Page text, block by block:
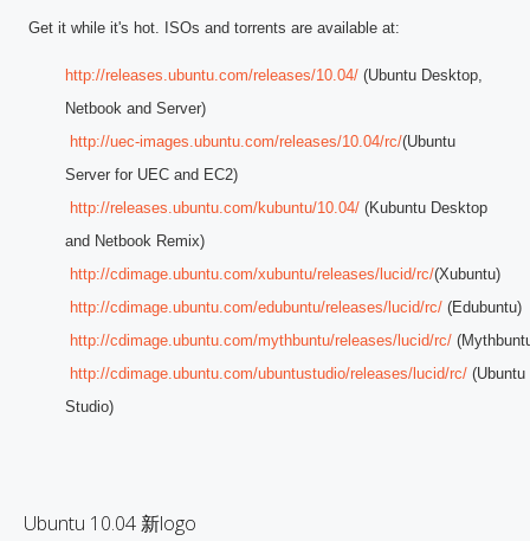
Get it while it's hot. ISOs and torrents are available at:
http://releases.ubuntu.com/releases/10.04/ (Ubuntu Desktop,
Netbook and Server)
http://uec-images.ubuntu.com/releases/10.04/rc/(Ubuntu
Server for UEC and EC2)
http://releases.ubuntu.com/kubuntu/10.04/ (Kubuntu Desktop
and Netbook Remix)
http://cdimage.ubuntu.com/xubuntu/releases/lucid/rc/(Xubuntu)
http://cdimage.ubuntu.com/edubuntu/releases/lucid/rc/ (Edubuntu)
http://cdimage.ubuntu.com/mythbuntu/releases/lucid/rc/
http://cdimage.ubuntu.com/ubuntustudio/releases/lucid/rc/ (Ubuntu
Studio)
Ubuntu 10.04 新logo